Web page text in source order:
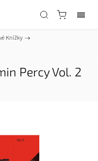
Knížky /
Percy Vol. 2